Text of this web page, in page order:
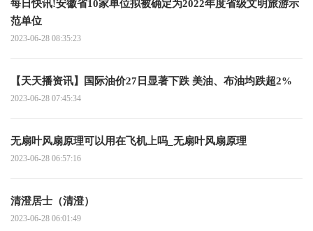
每日快讯!安徽省10家单位拟被确定为2022年度省级文明旅游示
范单位
2023-06-28 08:35:23
【天天播资讯】国际油价27日显著下跌 美油、布油均跌超2%
2023-06-28 07:45:34
无扇叶风扇原理可以用在飞机上吗_无扇叶风扇原理
2023-06-28 06:57:16
清澄居士（清澄）
2023-06-28 06:01:49